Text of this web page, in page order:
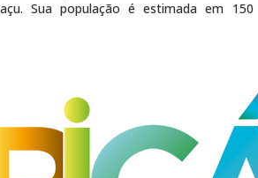
Sua população é estimada em